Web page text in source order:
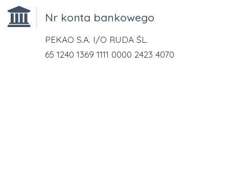
Nr konta bankowego
PEKAO S.A. I/O RUDA ŚL.
65 1240 1369 1111 0000 2423 4070